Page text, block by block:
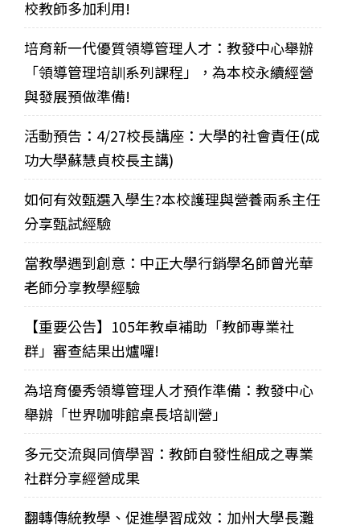
校教師多加利用!
培育新一代優質領導管理人才：教發中心舉辦
「領導管理培訓系列課程」，為本校永續經營
與發展預做準備!
活動預告：4/27校長講座：大學的社會責任(成
功大學蘇慧貞校長主講)
如何有效甄選入學生?本校護理與營養兩系主任
分享甄試經驗
當教學遇到創意：中正大學行銷學名師曾光華
老師分享教學經驗
【重要公告】105年教卓補助「教師專業社
群」審查結果出爐囉!
為培育優秀領導管理人才預作準備：教發中心
舉辦「世界咖啡館桌長培訓營」
多元交流與同儕學習：教師自發性組成之專業
社群分享經營成果
翻轉傳統教學、促進學習成效：加州大學長灘